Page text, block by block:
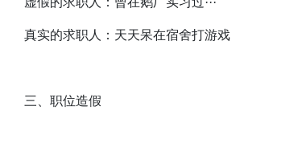
真实的求职人：天天呆在宿舍打游戏
三、职位造假